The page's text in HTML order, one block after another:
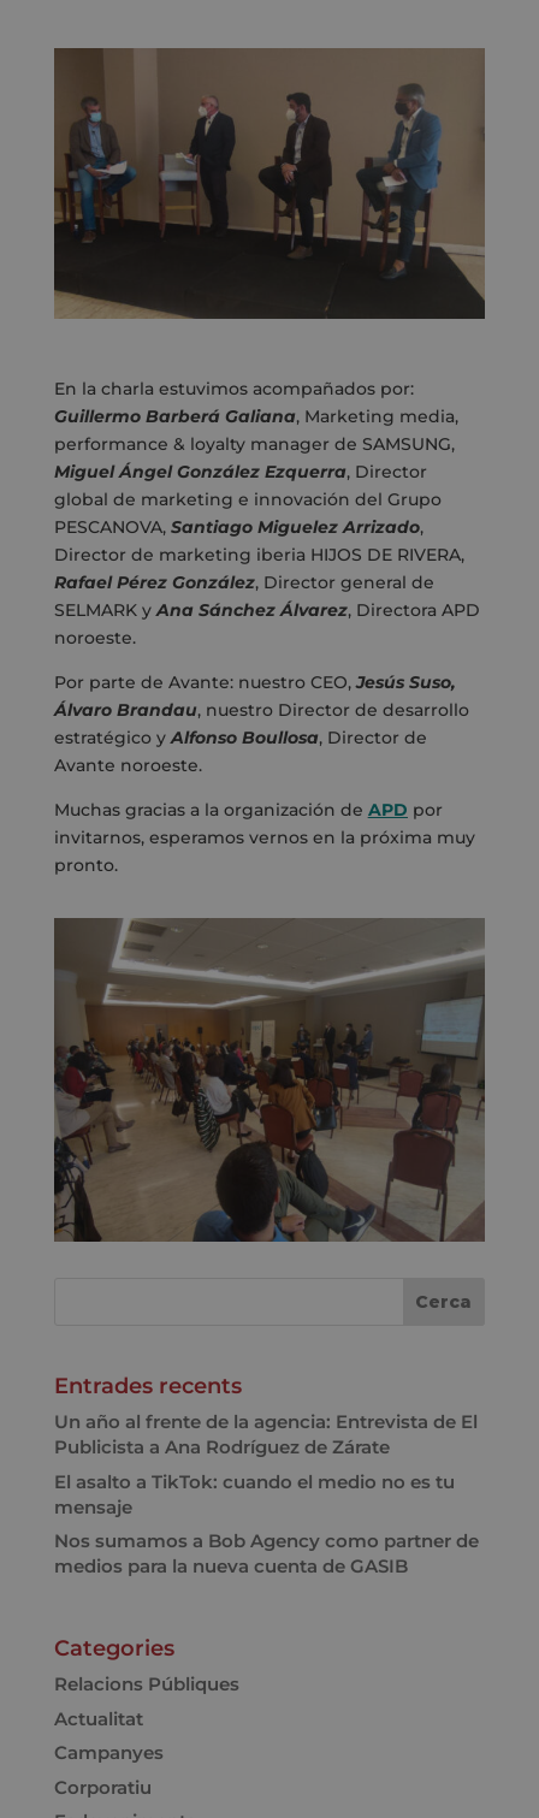
En la charla estuvimos acompañados por:
Guillermo Barberá Galiana, Marketing media,
performance & loyalty manager de SAMSUNG,
Miguel Ángel González Ezquerra, Director
global de marketing e innovación del Grupo
PESCANOVA, Santiago Miguelez Arrizado,
Director de marketing iberia HIJOS DE RIVERA,
Rafael Pérez González, Director general de
SELMARK yAna Sánchez Álvarez, Directora APD
noroeste.
Por parte de Avante: nuestro CEO,Jesús Suso,
Álvaro Brandau, nuestro Director de desarrollo
estratégico yAlfonso Boullosa, Director de
Avante noroeste.
Muchas gracias a la organización de APD por
invitarnos, esperamos vernos en la próxima muy
pronto.
Entrades recents
Un año al frente de la agencia: Entrevista de El
Publicista a Ana Rodríguez de Zárate
El asalto a TikTok: cuando el medio no es tu
mensaje
Nos sumamos a Bob Agency como partner de
medios para la nueva cuenta de GASIB
Categories
Relacions Públiques
Actualitat
Campanyes
Corporatiu